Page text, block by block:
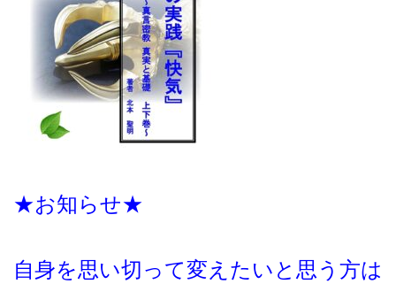
★お知らせ★
自身を思い切って変えたいと思う方は